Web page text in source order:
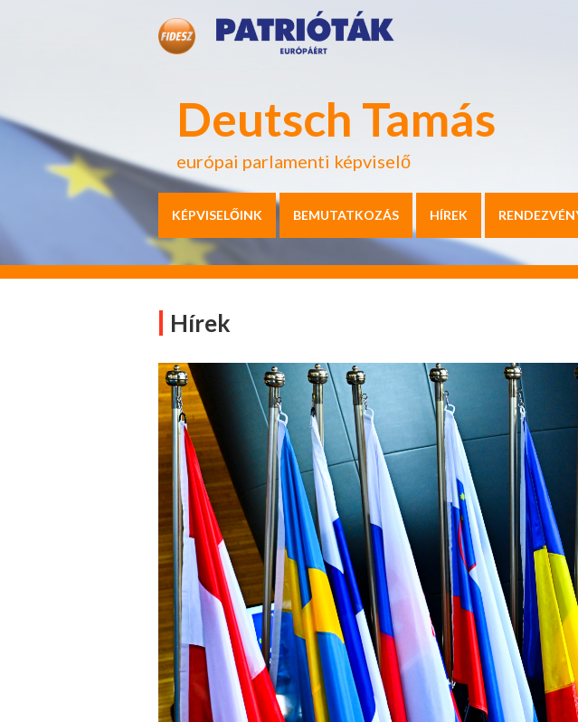
Deutsch Tamás
európai parlamenti képviselő
KÉPVISELŐINK BEMUTATKOZÁS HÍREK
Hírek